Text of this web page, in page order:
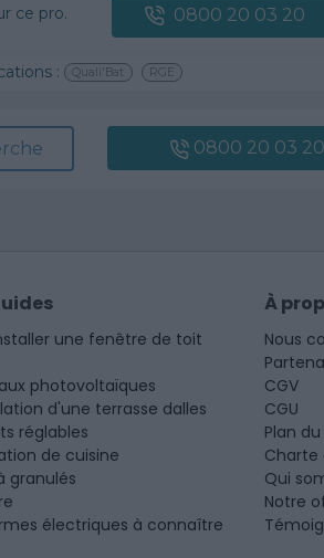
ce pro. 0800 20 03 20
: Quali'Bat RGE
0800 20 03 20
une fenêtre de toit
photovoltaïques
d'une terrasse dalles
réglables
de cuisine
granulés
électriques à connaître
À
Nous
CGV
CGU
Plan
Qui
Notre